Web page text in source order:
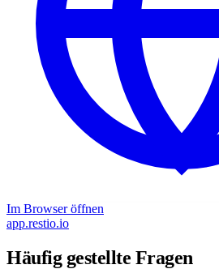
Im Browser öffnen
app.restio.io
Häufig gestellte Fragen